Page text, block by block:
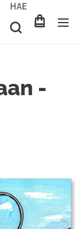
HAE
-